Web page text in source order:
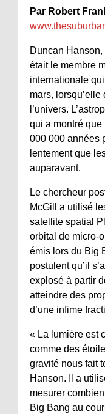
Par Robert
Duncan
était le membre
internationale
mars,
l’univers.
qui a montré
000 000 années
lentement que
auparavant.
Le chercheur
McGill a utilisé
satellite spatial
orbital de micro-
émis lors du Big
postulent qu’il
explosé à partir
atteindre des
d’une infime
« La lumière est
comme des
gravité nous fait
Hanson. Il a
mesurer
Big Bang au